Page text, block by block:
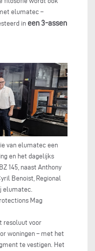
elumatec –
in een 3-assen
van elumatec een
en het dagelijks
145, naast Anthony
Benoist, Regional
elumatec.
Mag
resoluut voor
woningen – met het
te vestigen. Het